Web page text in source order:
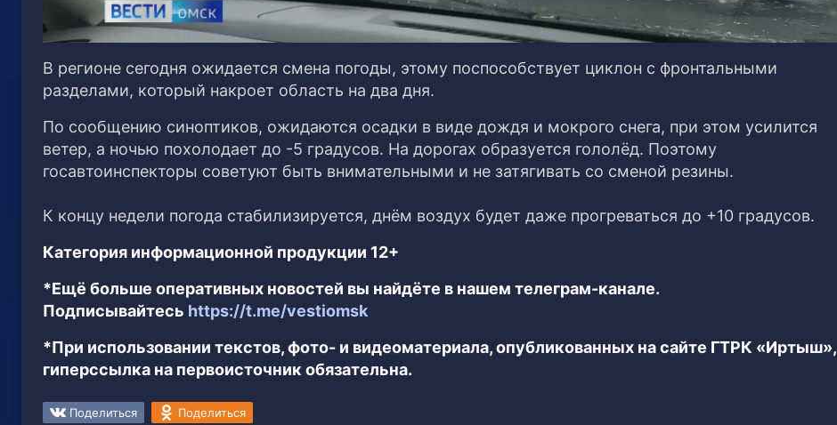
В регионе сегодня ожидается смена погоды, этому поспособствует циклон с фронтальными
разделами, который накроет область на два дня.
По сообщению синоптиков, ожидаются осадки в виде дождя и мокрого снега, при этом усилится
ветер, а ночью похолодает до -5 градусов. На дорогах образуется гололёд. Поэтому
госавтоинспекторы советуют быть внимательными и не затягивать со сменой резины.
К концу недели погода стабилизируется, днём воздух будет даже прогреваться до +10 градусов.
Категория информационной продукции 12+
*Ещё больше оперативных новостей вы найдёте в нашем телеграм-канале.
Подписывайтесь https://t.me/vestiomsk
*При использовании текстов, фото- и видеоматериала, опубликованных на сайте ГТРК «Иртыш»,
гиперссылка на первоисточник обязательна.
Поделиться Поделиться